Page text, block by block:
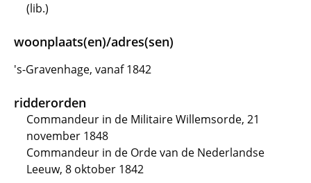
(lib.)
woonplaats(en)/adres(sen)
's-Gravenhage, vanaf 1842
ridderorden
Commandeur in de Militaire Willemsorde, 21
november 1848
Commandeur in de Orde van de Nederlandse
Leeuw, 8 oktober 1842